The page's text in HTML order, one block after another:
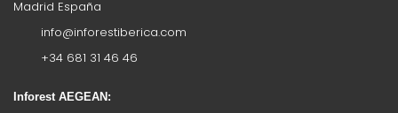
Madrid España
info@inforestiberica.com
+34 681 31 46 46
Inforest AEGEAN: